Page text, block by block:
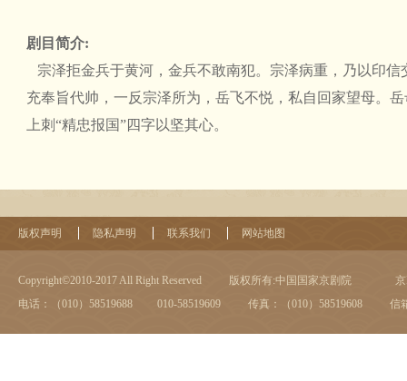
剧目简介:
宗泽拒金兵于黄河，金兵不敢南犯。宗泽病重，乃以印
充奉旨代帅，一反宗泽所为，岳飞不悦，私自回家望母。
上刺“精忠报国”四字以坚其心。
版权声明 隐私声明 联系我们 网站地图
Copyright©2010-2017 All Right Reserved 版权所有:中国国家京剧院
电话：（010）58519688 010-58519609
传真：（010）58519608 信